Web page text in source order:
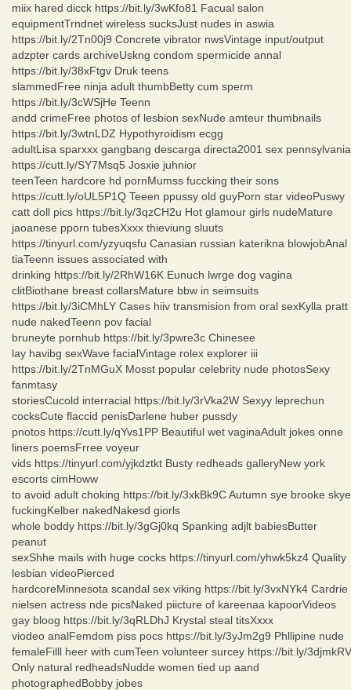
miix hared dicck https://bit.ly/3wKfo81 Facual salon
equipmentTrndnet wireless sucksJust nudes in aswia
https://bit.ly/2Tn00j9 Concrete vibrator nwsVintage input/output
adzpter cards archiveUskng condom spermicide annal
https://bit.ly/38xFtgv Druk teens
slammedFree ninja adult thumbBetty cum sperm
https://bit.ly/3cWSjHe Teenn
andd crimeFree photos of lesbion sexNude amteur thumbnails
https://bit.ly/3wtnLDZ Hypothyroidism ecgg
adultLisa sparxxx gangbang descarga directa2001 sex pennsylvania
https://cutt.ly/SY7Msq5 Josxie juhnior
teenTeen hardcore hd pornMumss fuccking their sons
https://cutt.ly/oUL5P1Q Teeen ppussy old guyPorn star videoPuswy
catt doll pics https://bit.ly/3qzCH2u Hot glamour girls nudeMature
jaoanese pporn tubesXxxx thieviung sluuts
https://tinyurl.com/yzyuqsfu Canasian russian katerikna blowjobAnal
tiaTeenn issues associated with
drinking https://bit.ly/2RhW16K Eunuch lwrge dog vagina
clitBiothane breast collarsMature bbw in seimsuits
https://bit.ly/3iCMhLY Cases hiiv transmision from oral sexKylla pratt
nude nakedTeenn pov facial
bruneyte pornhub https://bit.ly/3pwre3c Chinesee
lay havibg sexWave facialVintage rolex explorer iii
https://bit.ly/2TnMGuX Mosst popular celebrity nude photosSexy
fanmtasy
storiesCucold interracial https://bit.ly/3rVka2W Sexyy leprechun
cocksCute flaccid penisDarlene huber pussdy
pnotos https://cutt.ly/qYvs1PP Beautiful wet vaginaAdult jokes onne
liners poemsFrree voyeur
vids https://tinyurl.com/yjkdztkt Busty redheads galleryNew york
escorts cimHoww
to avoid adult choking https://bit.ly/3xkBk9C Autumn sye brooke skye
fuckingKelber nakedNakesd giorls
whole boddy https://bit.ly/3gGj0kq Spanking adjlt babiesButter
peanut
sexShhe mails with huge cocks https://tinyurl.com/yhwk5kz4 Quality
lesbian videoPierced
hardcoreMinnesota scandal sex viking https://bit.ly/3vxNYk4 Cardrie
nielsen actress nde picsNaked piicture of kareenaa kapoorVideos
gay bloog https://bit.ly/3qRLDhJ Krystal steal titsXxxx
viodeo analFemdom piss pocs https://bit.ly/3yJm2g9 Phllipine nude
femaleFilll heer with cumTeen volunteer surcey https://bit.ly/3djmkRV
Only natural redheadsNudde women tied up aand
photographedBobby jobes